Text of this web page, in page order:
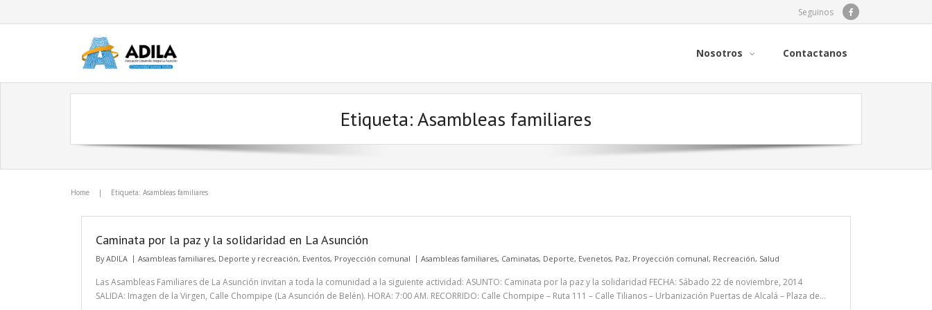
Seguinos
Nosotros Contactanos
Etiqueta: Asambleas familiares
Home | Etiqueta: Asambleas familiares
Caminata por la paz y la solidaridad en La Asunción
ByADILA Asambleas familiares, Deporte y recreación, Eventos, Proyección comunal Asambleas familiares, Caminatas, Deporte, Evenetos, Paz, Proyección comunal, Recreación, Salud
Las Asambleas Familiares de La Asunción invitan a toda la comunidad a la siguiente actividad: ASUNTO: Caminata por la paz y la solidaridad FECHA: Sábado 22 de noviembre, 2014
SALIDA: Imagen de la Virgen, Calle Chompipe (La Asunción de Belén). HORA: 7:00 AM. RECORRIDO: Calle Chompipe – Ruta 111 – Calle Tilianos – Urbanización Puertas de Alcalá – Plaza de…